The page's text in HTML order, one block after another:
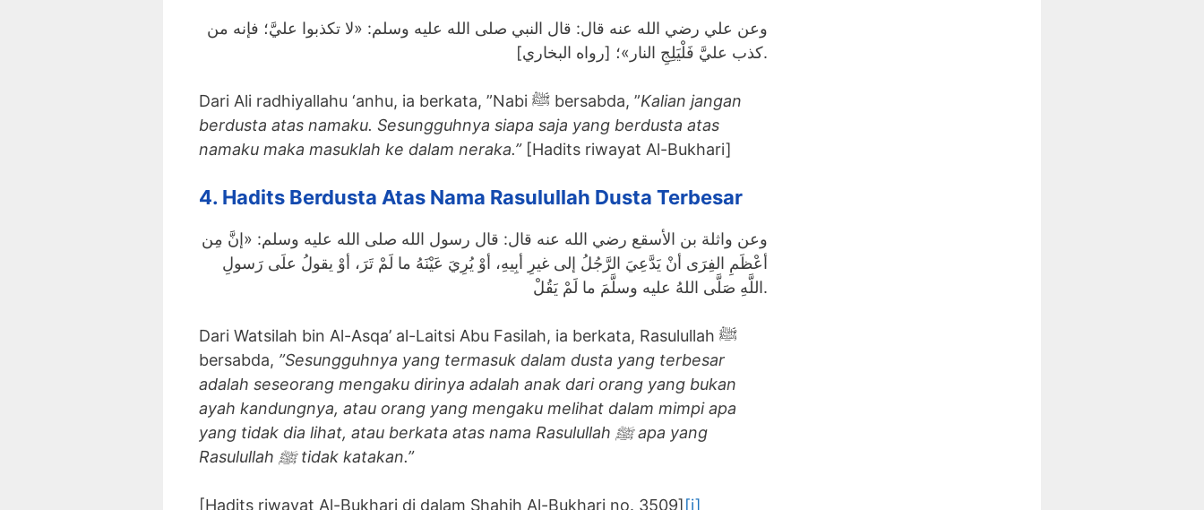
وعن علي رضي الله عنه قال: قال النبي صلى الله عليه وسلم: «لا تكذبوا عليَّ؛ فإنه من
كذب عليَّ فَلْيَلِجِ النار»؛ [رواه البخاري].
Dari Ali radhiyallahu ‘anhu, ia berkata, ”Nabi ﷺ bersabda, ”Kalian jangan
berdusta atas namaku. Sesungguhnya siapa saja yang berdusta atas
namaku maka masuklah ke dalam neraka.”[Hadits riwayat Al-Bukhari]
4. Hadits Berdusta Atas Nama Rasulullah Dusta Terbesar
وعن واثلة بن الأسقع رضي الله عنه قال: قال رسول الله صلى الله عليه وسلم: «إنَّ مِن
أعْظَمِ الفِرَى أنْ يَدَّعِيَ الرَّجُلُ إلى غيرِ أبِيهِ، أوْ يُرِيَ عَيْنَهُ ما لَمْ تَرَ، أوْ يقولُ علَى رَسولِ
اللَّهِ صَلَّى اللهُ عليه وسلَّمَ ما لَمْ يَقُلْ.
Dari Watsilah bin Al-Asqa’ al-Laitsi Abu Fasilah, ia berkata, Rasulullah ﷺ
bersabda, ”Sesungguhnya yang termasuk dalam dusta yang terbesar
adalah seseorang mengaku dirinya adalah anak dari orang yang bukan
ayah kandungnya, atau orang yang mengaku melihat dalam mimpi apa
yang tidak dia lihat, atau berkata atas nama Rasulullah ﷺ apa yang
Rasulullah
ﷺ tidak katakan.”
[Hadits riwayat Al-Bukhari di dalam Shahih Al-Bukhari no. 3509] [i]